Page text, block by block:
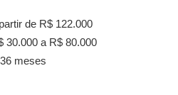
de R$ 122.000
30.000 a R$ 80.000
meses